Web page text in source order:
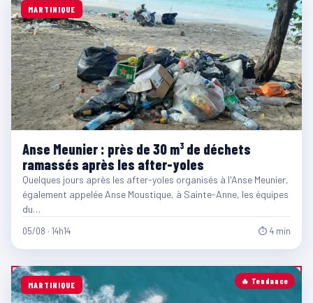
MARTINIQUE
Anse Meunier : près de 30 m³ de déchets
ramassés après les after-yoles
Quelques jours après les after-yoles organisés à l'Anse Meunier,
également appelée Anse Moustique, à Sainte-Anne, les équipes
du…
05/08 · 14h14 ⏱ 4 min
🔥 Tendance
MARTINIQUE